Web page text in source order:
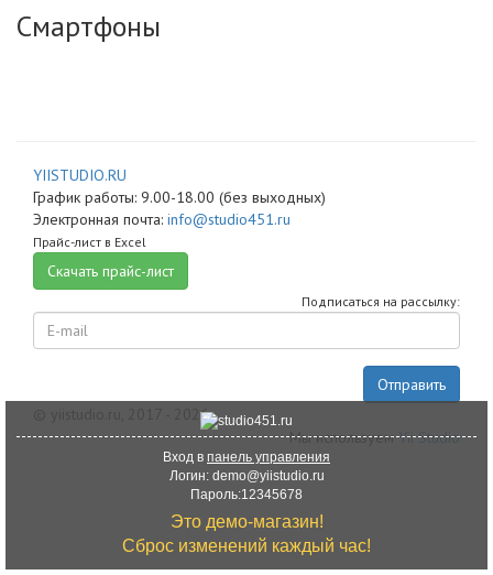
Вход в панель управления
Логин: demo@yiistudio.ru
Пароль:12345678
Это демо-магазин!
Сброс изменений каждый час!
Смартфоны
YIISTUDIO.RU
График работы: 9.00-18.00 (без выходных)
Электронная почта: info@studio451.ru
Прайс-лист в Excel
Скачать прайс-лист
Подписаться на рассылку:
E-
mail
Отправить
© yiistudio.ru, 2017 - 2026
Мы используемYii Studio